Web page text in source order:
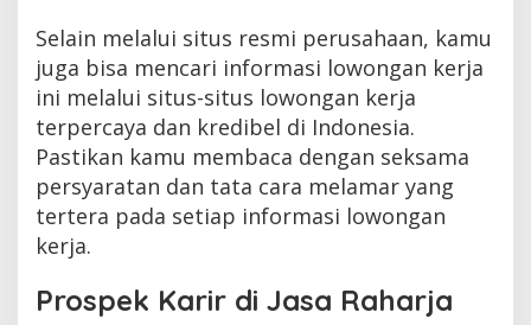
Selain melalui situs resmi perusahaan, kamu
juga bisa mencari informasi lowongan kerja
ini melalui situs-situs lowongan kerja
terpercaya dan kredibel di Indonesia.
Pastikan kamu membaca dengan seksama
persyaratan dan tata cara melamar yang
tertera pada setiap informasi lowongan
kerja.
Prospek Karir di Jasa Raharja